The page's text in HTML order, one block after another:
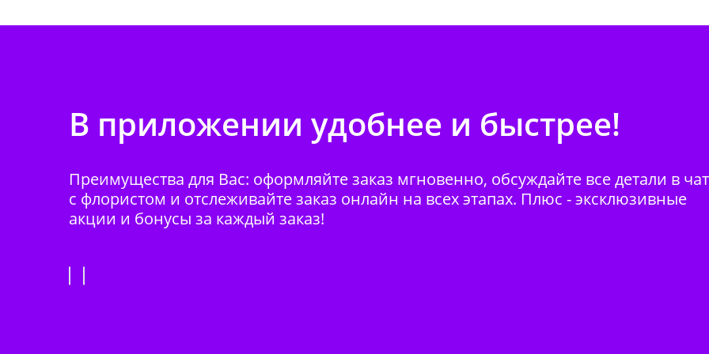
В приложении удобнее и быстрее!
Преимущества для Вас: оформляйте заказ мгновенно, обсуждайте все детали в
с флористом и отслеживайте заказ онлайн на всех этапах. Плюс - эксклюзивные
акции и бонусы за каждый заказ!